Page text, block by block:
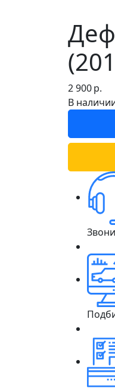
2 900р.
В